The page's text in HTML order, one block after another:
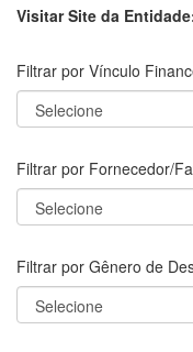
Visitar Site da
Filtrar por Vínculo
Filtrar por Fornecedor/
Filtrar por Gênero de